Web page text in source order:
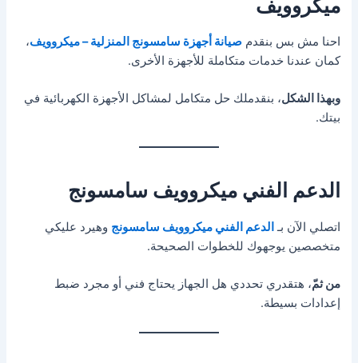
ميكروويف
احنا مش بس بنقدمصيانة أجهزة سامسونج المنزلية – ميكروويف،
كمان عندنا خدمات متكاملة للأجهزة الأخرى.
وبهذا الشكل، بنقدملك حل متكامل لمشاكل الأجهزة الكهربائية في
بيتك.
الدعم الفني ميكروويف سامسونج
اتصلي الآن بـ الدعم الفني ميكروويف سامسونج وهيرد عليكي
متخصصين يوجهوك للخطوات الصحيحة.
من ثمّ، هتقدري تحددي هل الجهاز يحتاج فني أو مجرد ضبط
إعدادات بسيطة.